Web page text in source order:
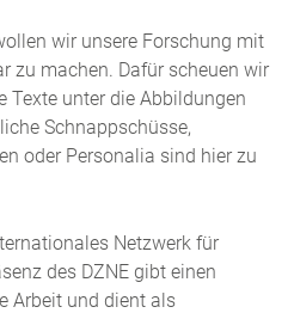
wir unsere Forschung mit
zu machen. Dafür scheuen wir
Texte unter die Abbildungen
Schnappschüsse,
oder Personalia sind hier zu
Netzwerk für
des DZNE gibt einen
Arbeit und dient als